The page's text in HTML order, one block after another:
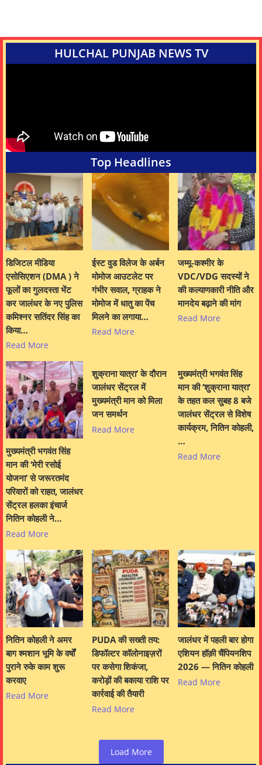
HULCHAL PUNJAB NEWS TV
Top Headlines
डिजिटल मीडिया
एसोसिएशन (DMA ) ने
फूलों का गुलदस्ता भेंट
कर जालंधर के नए पुलिस
कमिश्नर सतिंदर सिंह का
किया…
Read More
ईस्ट वुड विलेज के अर्बन
मोमोज आउटलेट पर
गंभीर सवाल, ग्राहक ने
मोमोज में धातु का पेंच
मिलने का लगाया…
Read More
जम्मू-कश्मीर के
VDC/VDG सदस्यों ने
की कल्याणकारी नीति और
मानदेय बढ़ाने की मांग
Read More
मुख्यमंत्री भगवंत सिंह
मान की ‘मेरी रसोई
योजना’ से जरूरतमंद
परिवारों को राहत, जालंधर
सेंट्रल हलका इंचार्ज
नितिन कोहली ने…
Read More
शुक्राना यात्रा’ के दौरान
जालंधर सेंट्रल में
मुख्यमंत्री मान को मिला
जन समर्थन
Read More
मुख्यमंत्री भगवंत सिंह
मान की ‘शुक्राना यात्रा’
के तहत कल सुबह 8 बजे
जालंधर सेंट्रल से विशेष
कार्यक्रम, नितिन कोहली,
…
Read More
नितिन कोहली ने अमर
बाग श्मशान भूमि के वर्षों
पुराने रुके काम शुरू
करवाए
Read More
PUDA की सख्ती तय:
डिफॉल्टर कॉलोनाइज़रों
पर कसेगा शिकंजा,
करोड़ों की बकाया राशि पर
कार्रवाई की तैयारी
Read More
जालंधर में पहली बार होगा
एशियन हॉक़ी चैंपियनशिप
2026 — नितिन कोहली
Read More
Load More